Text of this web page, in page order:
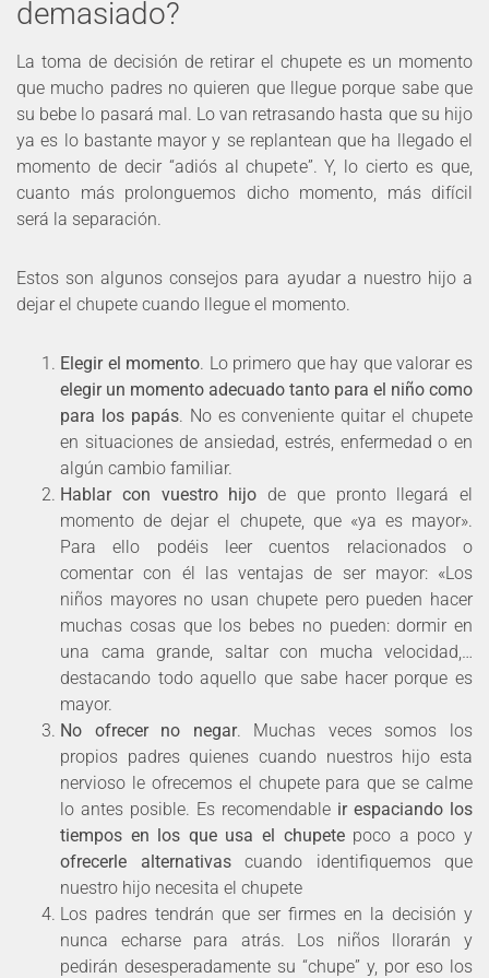
demasiado?
La toma de decisión de retirar el chupete es un momento
que mucho padres no quieren que llegue porque sabe que
su bebe lo pasará mal. Lo van retrasando hasta que su hijo
ya es lo bastante mayor y se replantean que ha llegado el
momento de decir “adiós al chupete”. Y, lo cierto es que,
cuanto más prolonguemos dicho momento, más difícil
será la separación.
Estos son algunos consejos para ayudar a nuestro hijo a
dejar el chupete cuando llegue el momento.
Elegir el momento. Lo primero que hay que valorar es
elegir un momento adecuado tanto para el niño como
para los papás. No es conveniente quitar el chupete
en situaciones de ansiedad, estrés, enfermedad o en
algún cambio familiar.
Hablar con vuestro hijo de que pronto llegará el
momento de dejar el chupete, que «ya es mayor».
Para ello podéis leer cuentos relacionados o
comentar con él las ventajas de ser mayor: «Los
niños mayores no usan chupete pero pueden hacer
muchas cosas que los bebes no pueden: dormir en
una cama grande, saltar con mucha velocidad,…
destacando todo aquello que sabe hacer porque es
mayor.
No ofrecer no negar. Muchas veces somos los
propios padres quienes cuando nuestros hijo esta
nervioso le ofrecemos el chupete para que se calme
lo antes posible. Es recomendable ir espaciando los
tiempos en los que usa el chupetepoco a poco y
ofrecerle alternativascuando identifiquemos que
nuestro hijo necesita el chupete
Los padres tendrán que ser firmes en la decisión y
nunca echarse para atrás. Los niños llorarán y
pedirán desesperadamente su “chupe” y, por eso los